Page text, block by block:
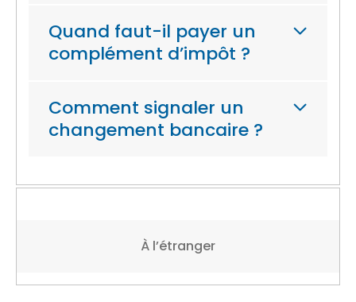
Quand faut-il payer un
complément d’impôt ?
Comment signaler un
changement bancaire ?
À l’étranger